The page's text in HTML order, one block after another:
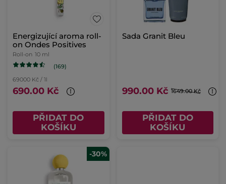
Energizující aroma roll-
on Ondes Positives
Roll-on 10 ml
(169)
69000 Kč / 1l
690.00 Kč
PŘIDAT DO
KOŠÍKU
Sada Granit Bleu
990.00 Kč 1649.00 Kč
PŘIDAT DO
KOŠÍKU
-30%